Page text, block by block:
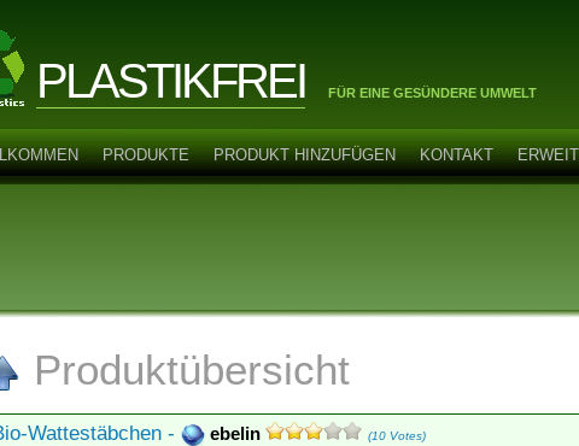
PLASTIKFREI FÜR EINE GESÜNDERE UMWELT
PRODUKTE PRODUKT HINZUFÜGEN KONTAKT
Produktübersicht
Wattestäbchen - ebelin (10 Votes)